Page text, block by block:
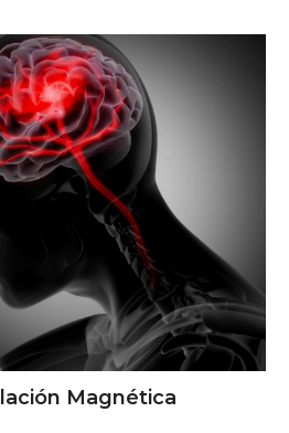
Magnética